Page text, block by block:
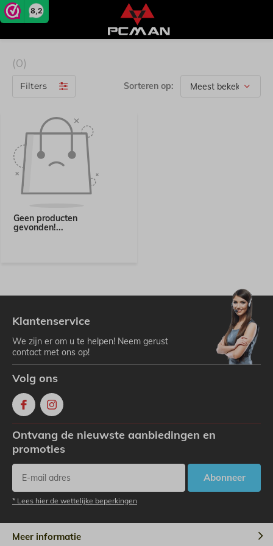
8,2
(0)
Filters Sorteren op:
Geen producten
gevonden!...
Klantenservice
We zijn er om u te helpen! Neem gerust
contact met ons op!
Volg ons
Ontvang de nieuwste aanbiedingen en
promoties
Abonneer
* Lees hier de wettelijke beperkingen
Meer informatie